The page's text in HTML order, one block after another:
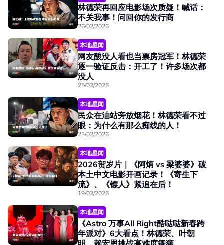
林德荣再回应电影场次质疑！喊话：
不关我事！问回你的发行商
26/02/2026
本地星闻
网友酸没人看也当票房冠军！林德荣
逐一验证反击：开工了！许多场次都
没人
25/02/2026
本地星闻
民众在油站旁放烟花！林德荣看不过
眼：为什么有那么痴线的人！
23/02/2026
本地星闻
2026贺岁片｜《阿炳 vs 梁婆婆》破
本土中文电影开画记录！《寄生下
流》、《镖人》紧追在后！
19/02/2026
本地星闻
《Astro 万事All Right酷哒哒新春跨
年派对》6大看点！林德荣、叶朝